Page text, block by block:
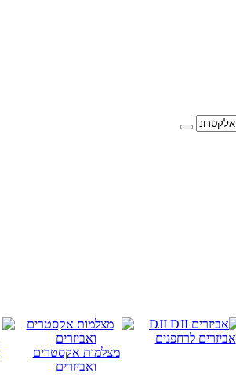
DJI
אביזרים לרחפנים
מצלמות אקסטרים
ואביזרים